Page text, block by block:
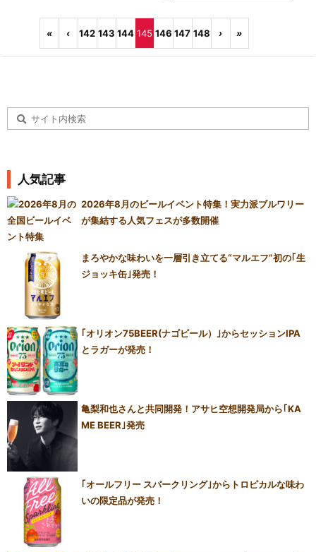
« ‹ 142 143 144 145 146 147 148 › »
人気記事
2026年8月のビールイベント特集！実力派ブルワリー
が集結する人気フェスが多数開催
まろやかな味わいを一層引き立てる“マルエフ”初の｢生
ジョッキ缶｣発売！
｢オリオン75BEER(ナゴビール）｣からセッションIPA
とラガーが発売！
亀梨和也さんと共同開発！アサヒ空想開発局から｢KA
ME BEER｣発売
｢オールフリー スパークリング｣からトロピカルな味わ
いの限定品が発売！